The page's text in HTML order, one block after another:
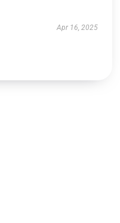
Apr 16, 2025